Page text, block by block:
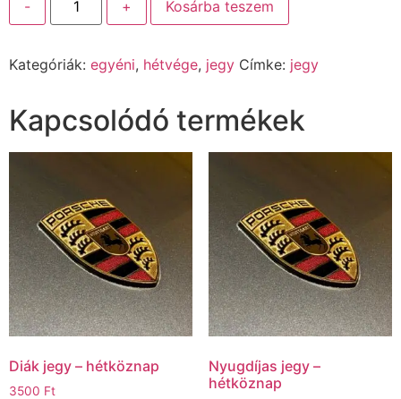
- + Kosárba teszem
Kategóriák: egyéni, hétvége, jegy Címke: jegy
Kapcsolódó termékek
Diák jegy – hétköznap
3500 Ft
Nyugdíjas jegy –
hétköznap